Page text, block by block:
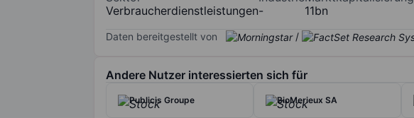
Verbraucherdienstleistungen-
11bn
Daten bereitgestellt von /
Andere Nutzer interessierten sich für
Publicis Groupe BioMerieux SA